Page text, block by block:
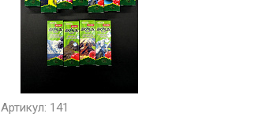
Артикул: 141